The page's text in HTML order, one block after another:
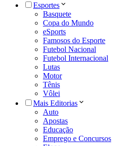
Esportes
Basquete
Copa do Mundo
eSports
Famosos do Esporte
Futebol Nacional
Futebol Internacional
Lutas
Motor
Tênis
Vôlei
Mais Editorias
Auto
Apostas
Educação
Emprego e Concursos